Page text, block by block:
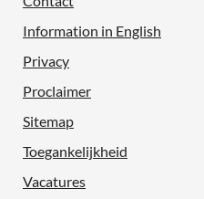
Information in English
Privacy
Proclaimer
Sitemap
Toegankelijkheid
Vacatures